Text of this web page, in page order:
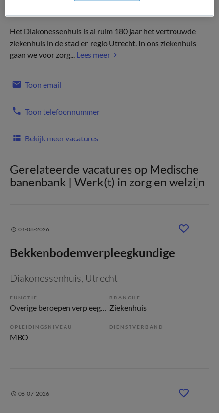
Het Diakonessenhuis is al ruim 180 jaar het vertrouwde
ziekenhuis in de stad en regio Utrecht. In ons ziekenhuis
gaan we voor zorg... Lees meer
Toon email
Toon telefoonnummer
Bekijk meer vacatures
Gerelateerde vacatures op Medische
banenbank | Werk(t) in zorg en welzijn
04-08-2026
Bekkenbodemverpleegkundige
Diakonessenhuis, Utrecht
FUNCTIE
Overige beroepen verpleegkunde
BRANCHE
Ziekenhuis
OPLEIDINGSNIVEAU
MBO
DIENSTVERBAND
08-07-2026